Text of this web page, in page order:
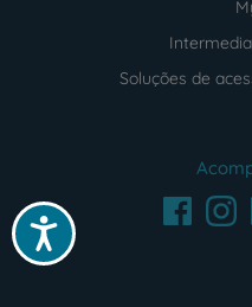
Acessibilidade
Soluções de
Facebook